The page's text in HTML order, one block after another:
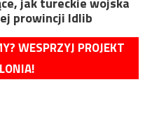
prowincji Idlib
WESPRZYJ PROJEKT